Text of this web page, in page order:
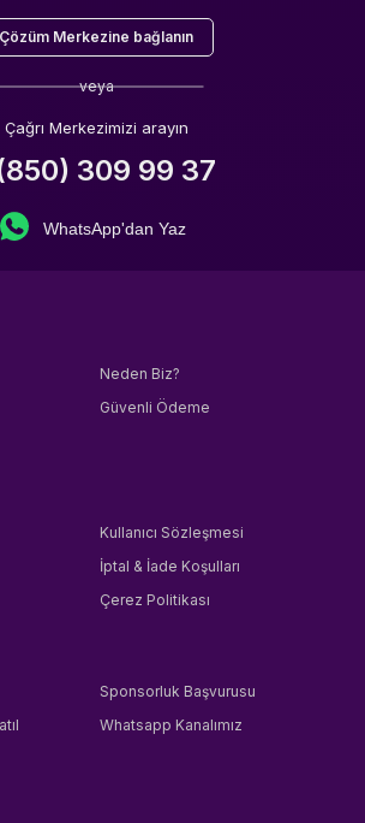
Çözüm Merkezine bağlanın
veya
Çağrı Merkezimizi arayın
309 99 37
WhatsApp'dan Yaz
Neden Biz?
Güvenli Ödeme
Kullanıcı Sözleşmesi
İptal & İade Koşulları
Çerez Politikası
Sponsorluk Başvurusu
Whatsapp Kanalımız